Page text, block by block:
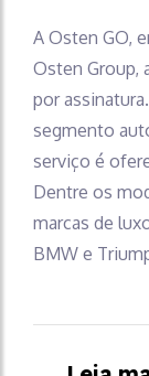
A Osten GO,
Osten Group,
por
segmento
serviço é
Dentre os
marcas de
BMW e